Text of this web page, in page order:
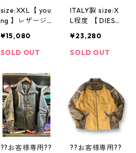
ビンテージ
size:XXL【 you
ng 】レザージ
イプ フライト
ジャケット ム
ト ボア ブラウ
ン 茶 古着 古着
屋 高円寺 ビン
テージ
¥15,080
SOLD OUT
ITALY製 size:X
L程度 【 DIESE
t 】ディーゼル
レザージャケッ
ン 茶色 アメカ
ジ フェード 雰
囲気 古着屋 高
円寺 ビンテー
ジ n41126
¥23,280
SOLD OUT
??お客様専用??
??お客様専用??